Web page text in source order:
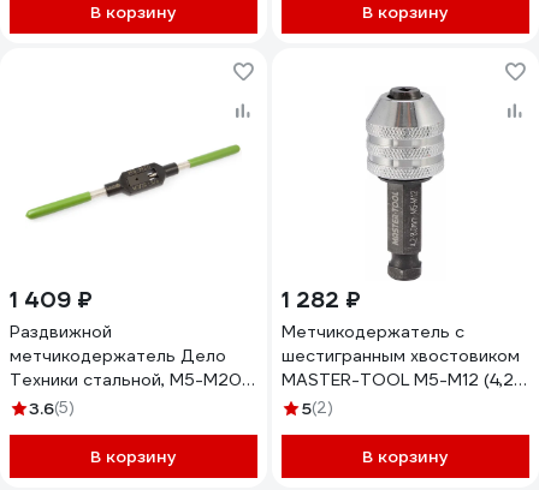
В корзину В корзину
1 409 ₽
Раздвижной
метчикодержатель Дело
Техники стальной, М5-M20
228060
3.6(5)
В корзину
1 282 ₽
Метчикодержатель с
шестигранным хвостовиком
MASTER-TOOL M5-M12 (4,2-
8,0мм) 1040701010003
5(2)
В корзину